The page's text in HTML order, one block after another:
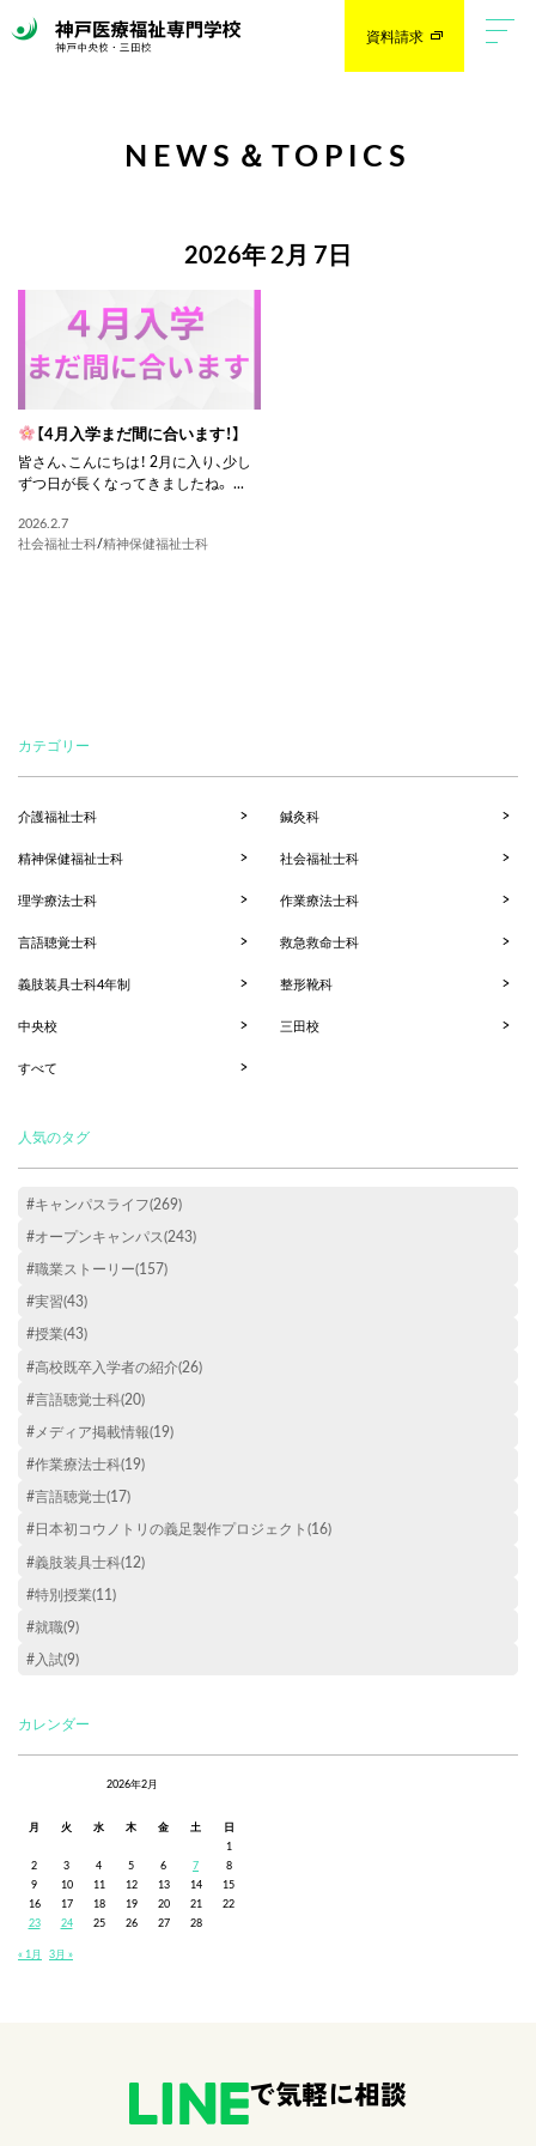
資料請求
NEWS＆TOPICS
2026年 2月 7日
【4月入学まだ間に合います！】
皆さん、こんにちは！ 2月に入り、少し
ずつ日が長くなってきましたね。 ...
2026.2.7
社会福祉士科/精神保健福祉士科
カテゴリー
介護福祉士科 鍼灸科
精神保健福祉士科 社会福祉士科
理学療法士科 作業療法士科
言語聴覚士科 救急救命士科
義肢装具士科4年制 整形靴科
中央校 三田校
すべて
人気のタグ
#キャンパスライフ(269)
#オープンキャンパス(243)
#職業ストーリー(157)
#実習(43)
#授業(43)
#高校既卒入学者の紹介(26)
#言語聴覚士科(20)
#メディア掲載情報(19)
#作業療法士科(19)
#言語聴覚士(17)
#日本初コウノトリの義足製作プロジェクト(16)
#義肢装具士科(12)
#特別授業(11)
#就職(9)
#入試(9)
カレンダー
2026年2月
月 火 水 木 金 土
日
1
2
3 4 5 6 7
8
9
10 11 12 13 14
15
16
17 18 19 20 21
22
23
24 25 26 27
28
« 1月 3月 »
で気軽に相談